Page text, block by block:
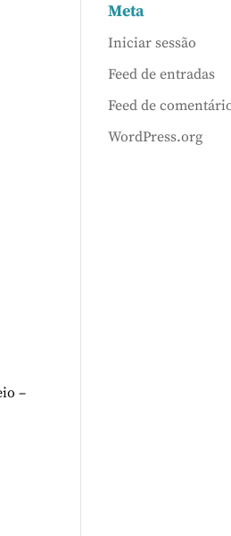
–
Meta
Iniciar sessão
Feed de entradas
Feed de
WordPress.org